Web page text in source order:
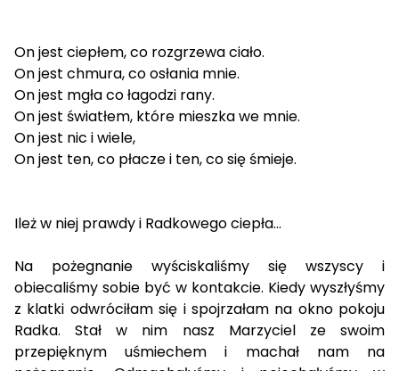
On jest ciepłem, co rozgrzewa ciało.
On jest chmura, co osłania mnie.
On jest mgła co łagodzi rany.
On jest światłem, które mieszka we mnie.
On jest nic i wiele,
On jest ten, co płacze i ten, co się śmieje.
Ileż w niej prawdy i Radkowego ciepła...
Na pożegnanie wyściskaliśmy się wszyscy i
obiecaliśmy sobie być w kontakcie. Kiedy wyszłyśmy
z klatki odwróciłam się i spojrzałam na okno pokoju
Radka. Stał w nim nasz Marzyciel ze swoim
przepięknym uśmiechem i machał nam na